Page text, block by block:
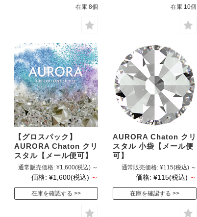
在庫 8個 在庫 10個
【グロスパック】
AURORA Chaton クリ
スタル【メール便可】
通常販売価格: ¥1,600(税込) ～
価格: ¥1,600(税込) ～
在庫を確認する
AURORA Chaton クリ
スタル 小袋【メール便
可】
通常販売価格: ¥115(税込) ～
価格: ¥115(税込) ～
在庫を確認する